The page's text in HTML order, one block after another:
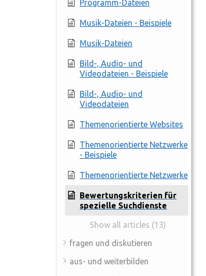
Programm-Dateien
Musik-Dateien - Beispiele
Musik-Dateien
Bild-, Audio- und
Videodateien - Beispiele
Bild-, Audio- und
Videodateien
Themenorientierte Websites
Themenorientierte Netzwerke
- Beispiele
Themenorientierte Netzwerke
Bewertungskriterien für
spezielle Suchdienste
Show all articles (13)
fragen und diskutieren
aus- und weiterbilden